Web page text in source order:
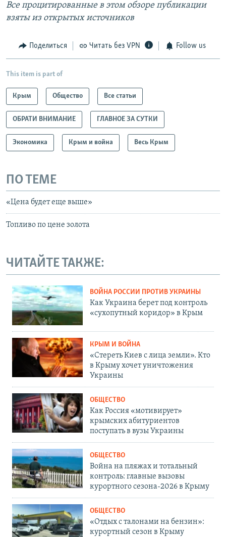
Все процитированные в этом обзоре публикации
взяты из открытых источников
Поделиться Читать без VPN Follow us
This item is part of
Крым Общество Все статьи
ОБРАТИ ВНИМАНИЕ ГЛАВНОЕ ЗА СУТКИ
Экономика Крым и война Весь Крым
ПО ТЕМЕ
«Цена будет еще выше»
Топливо по цене золота
ЧИТАЙТЕ ТАКЖЕ:
ВОЙНА РОССИИ ПРОТИВ УКРАИНЫ
Как Украина берет под контроль
«сухопутный коридор» в Крым
КРЫМ И ВОЙНА
«Стереть Киев с лица земли». Кто
в Крыму хочет уничтожения
Украины
ОБЩЕСТВО
Как Россия «мотивирует»
крымских абитуриентов
поступать в вузы Украины
ОБЩЕСТВО
Война на пляжах и тотальный
контроль: главные вызовы
курортного сезона-2026 в Крыму
ОБЩЕСТВО
«Отдых с талонами на бензин»:
курортный сезон в Крыму